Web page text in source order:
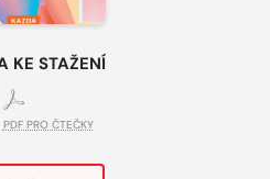
KE STAŽENÍ
PDF PRO ČTEČKY